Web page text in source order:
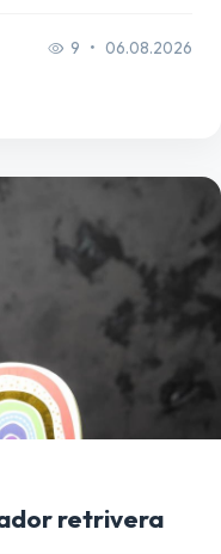
9 • 06.08.2026
retrivera